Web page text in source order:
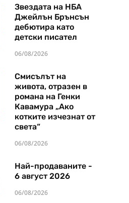
Звездата на НБА
Джейлън Брънсън
дебютира като
детски писател
06/08/2026
Смисълът на
живота, отразен в
романа на Генки
Кавамура „Ако
котките изчезнат от
света“
06/08/2026
Най-продаваните -
6 август 2026
06/08/2026